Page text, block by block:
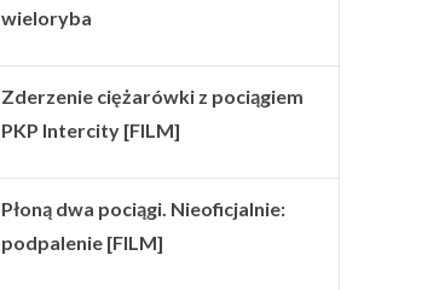
wieloryba
Zderzenie ciężarówki z pociągiem
PKP Intercity [FILM]
Płoną dwa pociągi. Nieoficjalnie:
podpalenie [FILM]